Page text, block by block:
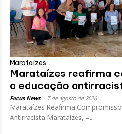
Marataízes
Marataízes reafirma
a educação
Focus News 7 de agosto de 2026
Marataízes Reafirma
Antirracista Marataízes, –...